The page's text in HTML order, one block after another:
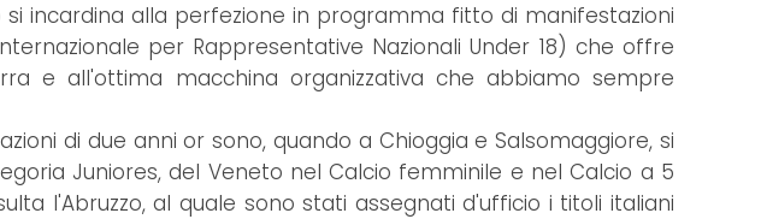
incardina alla perfezione in programma fitto di manifestazioni
per Rappresentative Nazionali Under 18) che offre
e all'ottima macchina organizzativa che abbiamo sempre
di due anni or sono, quando a Chioggia e Salsomaggiore, si
Juniores, del Veneto nel Calcio femminile e nel Calcio a 5
l'Abruzzo, al quale sono stati assegnati d'ufficio i titoli italiani